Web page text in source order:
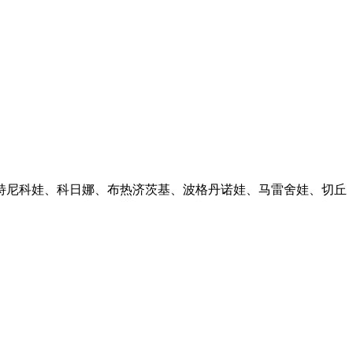
科娃、科日娜、布热济茨基、波格丹诺娃、马雷舍娃、切丘